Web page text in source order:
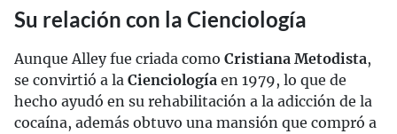
Su relación con la Cienciología
Aunque Alley fue criada como Cristiana Metodista,
se convirtió a la Cienciología en 1979, lo que de
hecho ayudó en su rehabilitación a la adicción de la
cocaína, además obtuvo una mansión que compró a